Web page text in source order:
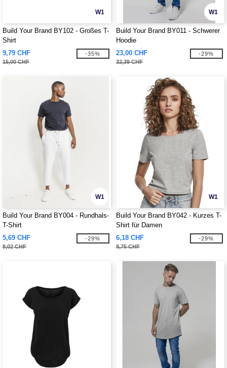
W1
Build Your Brand BY102 - Großes T-
Shirt
9,79 CHF
15,00 CHF
-35%
W1
Build Your Brand BY011 - Schwerer
Hoodie
23,00 CHF
32,39 CHF
-29%
W1
Build Your Brand BY004 - Rundhals-
T-Shirt
5,69 CHF
8,02 CHF
-29%
W1
Build Your Brand BY042 - Kurzes T-
Shirt für Damen
6,18 CHF
8,75 CHF
-29%